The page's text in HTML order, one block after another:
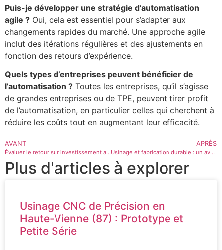
Puis-je développer une stratégie d’automatisation
agile ? Oui, cela est essentiel pour s’adapter aux
changements rapides du marché. Une approche agile
inclut des itérations régulières et des ajustements en
fonction des retours d’expérience.
Quels types d’entreprises peuvent bénéficier de
l’automatisation ? Toutes les entreprises, qu’il s’agisse
de grandes entreprises ou de TPE, peuvent tirer profit
de l’automatisation, en particulier celles qui cherchent à
réduire les coûts tout en augmentant leur efficacité.
AVANT
Évaluer le retour sur investissement après automatisation dans votre TPE
APRÈS
Usinage et fabrication durable : un avenir à construire
Plus d'articles à explorer
Usinage CNC de Précision en
Haute-Vienne (87) : Prototype et
Petite Série